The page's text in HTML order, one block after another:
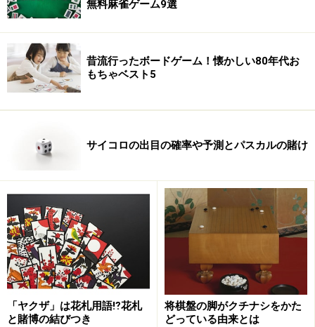
無料麻雀ゲーム9選
昔流行ったボードゲーム！懐かしい80年代お
もちゃベスト5
サイコロの出目の確率や予測とパスカルの賭け
「ヤクザ」は花札用語⁉花札
と賭博の結びつき
将棋盤の脚がクチナシをかた
どっている由来とは